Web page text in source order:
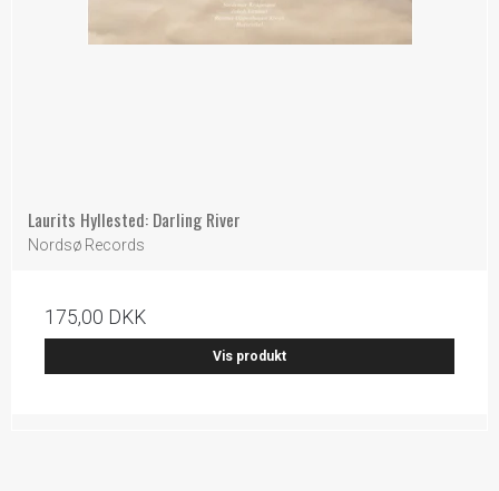
Laurits Hyllested: Darling River
Nordsø Records
175,00 DKK
Vis produkt